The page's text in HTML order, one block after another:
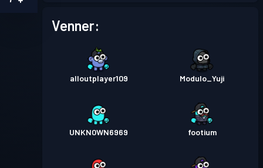
Venner:
alloutplayer109 Modulo_Yuji
UNKN0WN6969 footium